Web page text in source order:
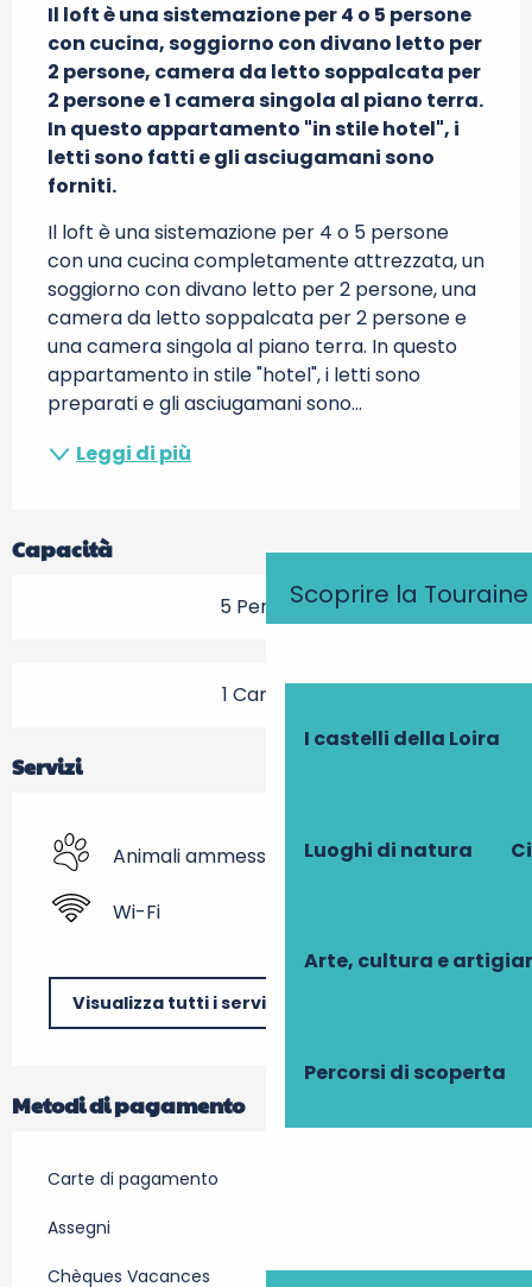
Scoprire la Touraine
I castelli della Loira
Luoghi di natura
Arte, cultura e
Percorsi di scoperta
Il loft è una sistemazione per 4 o 5 persone
con cucina, soggiorno con divano letto per
2 persone, camera da letto soppalcata per
2 persone e 1 camera singola al piano terra.
In questo appartamento "in stile hotel", i
letti sono fatti e gli asciugamani sono
forniti.
Il loft è una sistemazione per 4 o 5 persone
con una cucina completamente attrezzata, un
soggiorno con divano letto per 2 persone, una
camera da letto soppalcata per 2 persone e
una camera singola al piano terra. In questo
appartamento in stile "hotel", i letti sono
preparati e gli asciugamani sono...
Leggi di più
Capacità
5 Persona
1 Camera
Servizi
Animali ammessi
Wi-Fi
Visualizza tutti i servizi
Metodi di pagamento
Carte di pagamento
Assegni
Chèques Vacances